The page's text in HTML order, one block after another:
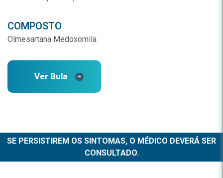
COMPOSTO
Olmesartana Medoxomila
Ver Bula
SE PERSISTIREM OS SINTOMAS, O MÉDICO DEVERÁ SER
CONSULTADO.